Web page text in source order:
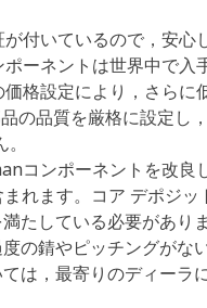
付いているので，安心
ーネントは世界中で入
格設定により，さらに
の品質を厳格に設定
コンポーネントを改良
れます。コア デポジ
たしている必要があ
の錆やピッチングが
は，最寄りのディーラ